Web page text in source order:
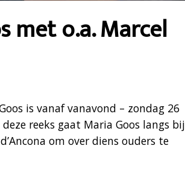
met o.a. Marcel
is vanaf vanavond – zondag 26
reeks gaat Maria Goos langs bij
om over diens ouders te